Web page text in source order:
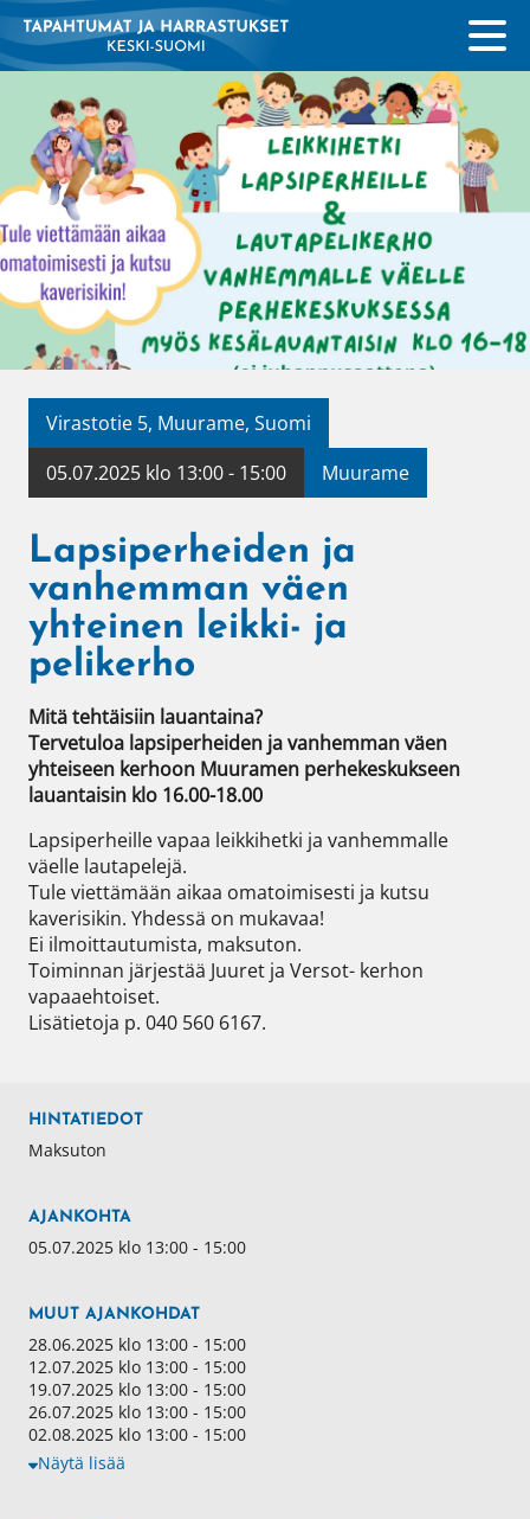
Virastotie 5, Muurame, Suomi
05.07.2025 klo 13:00 - 15:00
Muurame
Lapsiperheiden ja
vanhemman väen
yhteinen leikki- ja
pelikerho
Mitä tehtäisiin lauantaina?
Tervetuloa lapsiperheiden ja vanhemman väen
yhteiseen kerhoon Muuramen perhekeskukseen
lauantaisin klo 16.00-18.00
Lapsiperheille vapaa leikkihetki ja vanhemmalle
väelle lautapelejä.
Tule viettämään aikaa omatoimisesti ja kutsu
kaverisikin. Yhdessä on mukavaa!
Ei ilmoittautumista, maksuton.
Toiminnan järjestää Juuret ja Versot- kerhon
vapaaehtoiset.
Lisätietoja p. 040 560 6167.
HINTATIEDOT
Maksuton
AJANKOHTA
05.07.2025 klo 13:00 - 15:00
MUUT AJANKOHDAT
28.06.2025 klo 13:00 - 15:00
12.07.2025 klo 13:00 - 15:00
19.07.2025 klo 13:00 - 15:00
26.07.2025 klo 13:00 - 15:00
02.08.2025 klo 13:00 - 15:00
Näytä lisää